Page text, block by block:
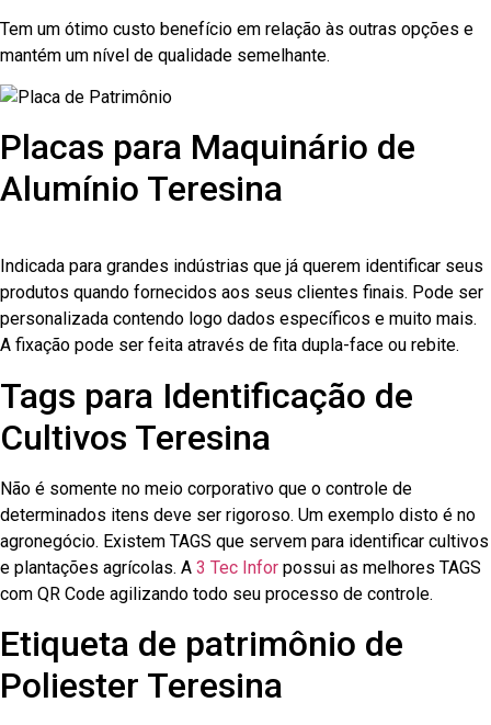
Tem um ótimo custo benefício em relação às outras opções e
mantém um nível de qualidade semelhante.
Placas para Maquinário de
Alumínio Teresina
Indicada para grandes indústrias que já querem identificar seus
produtos quando fornecidos aos seus clientes finais. Pode ser
personalizada contendo logo dados específicos e muito mais.
A fixação pode ser feita através de fita dupla-face ou rebite.
Tags para Identificação de
Cultivos Teresina
Não é somente no meio corporativo que o controle de
determinados itens deve ser rigoroso. Um exemplo disto é no
agronegócio. Existem TAGS que servem para identificar cultivos
e plantações agrícolas. A 3 Tec Infor possui as melhores TAGS
com QR Code agilizando todo seu processo de controle.
Etiqueta de patrimônio de
Poliester Teresina